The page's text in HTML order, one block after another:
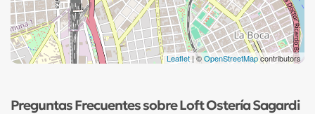
Leaflet | ©OpenStreetMapcontributors
Preguntas Frecuentes sobre Loft Ostería Sagardi